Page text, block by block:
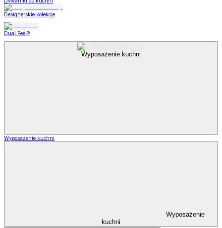
Designerskie kolekcje
Dual Feel®
Wyposażenie kuchni
Wyposażenie kuchni
Wyposażenie
kuchni